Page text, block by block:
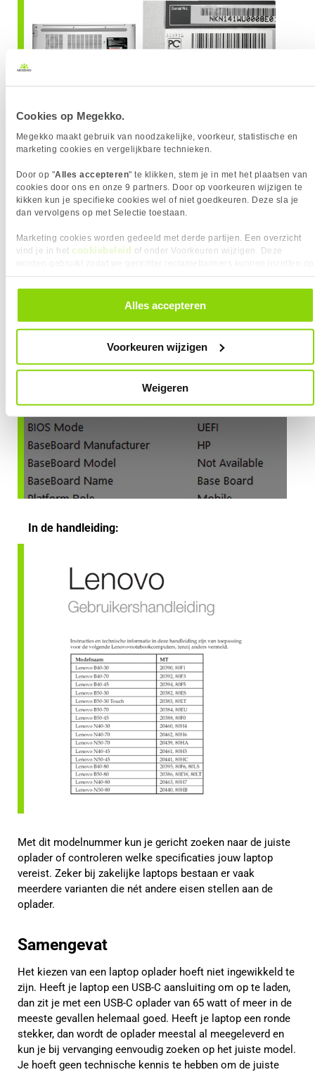
Cookies op Megekko.
Megekko maakt gebruik van noodzakelijke, voorkeur, statistische en
marketing cookies en vergelijkbare technieken.
Door op "Alles accepteren" te klikken, stem je in met het plaatsen van
cookies door ons en onze 9 partners. Door op voorkeuren wijzigen te
kikken kun je specifieke cookies wel of niet goedkeuren. Deze sla je
dan vervolgens op met Selectie toestaan.
Marketing cookies worden gedeeld met derde partijen. Een overzicht
vind je in het cookiebeleid of onder Voorkeuren wijzigen. Deze
alle cookies. Je kunt je gegeven toestemming altijd intrekken, dit doe je
door in de footer van onze website te klikken op ‘Cookievoorkeuren’
Alles accepteren
Voorkeuren wijzigen
Weigeren
In de system information:
In de handleiding:
Met dit modelnummer kun je gericht zoeken naar de juiste
oplader of controleren welke specificaties jouw laptop
vereist. Zeker bij zakelijke laptops bestaan er vaak
meerdere varianten die nét andere eisen stellen aan de
oplader.
Samengevat
Het kiezen van een laptop oplader hoeft niet ingewikkeld te
zijn. Heeft je laptop een USB-C aansluiting om op te laden,
dan zit je met een USB-C oplader van 65 watt of meer in de
meeste gevallen helemaal goed. Heeft je laptop een ronde
stekker, dan wordt de oplader meestal al meegeleverd en
kun je bij vervanging eenvoudig zoeken op het juiste model.
Je hoeft geen technische kennis te hebben om de juiste